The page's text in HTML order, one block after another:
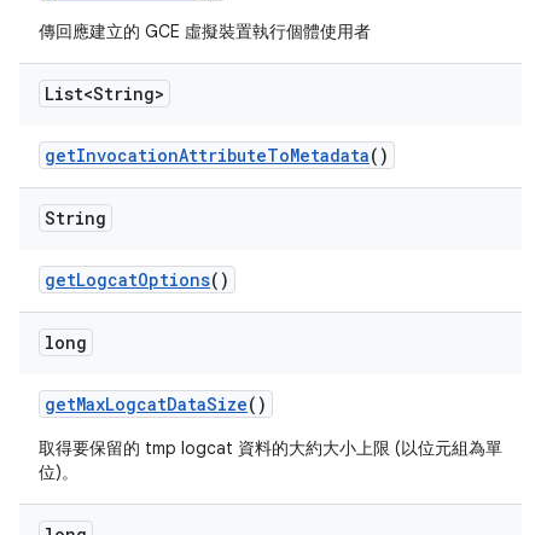
傳回應建立的 GCE 虛擬裝置執行個體使用者
List<String>
getInvocationAttributeToMetadata()
String
getLogcatOptions()
long
getMaxLogcatDataSize()
取得要保留的 tmp logcat 資料的大約大小上限 (以位元組為單
位)。